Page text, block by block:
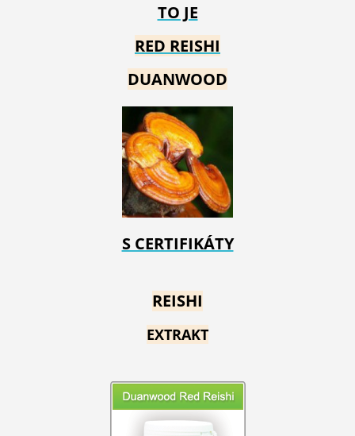
TO JE
RED REISHI
DUANWOOD
S CERTIFIKÁTY
REISHI
EXTRAKT